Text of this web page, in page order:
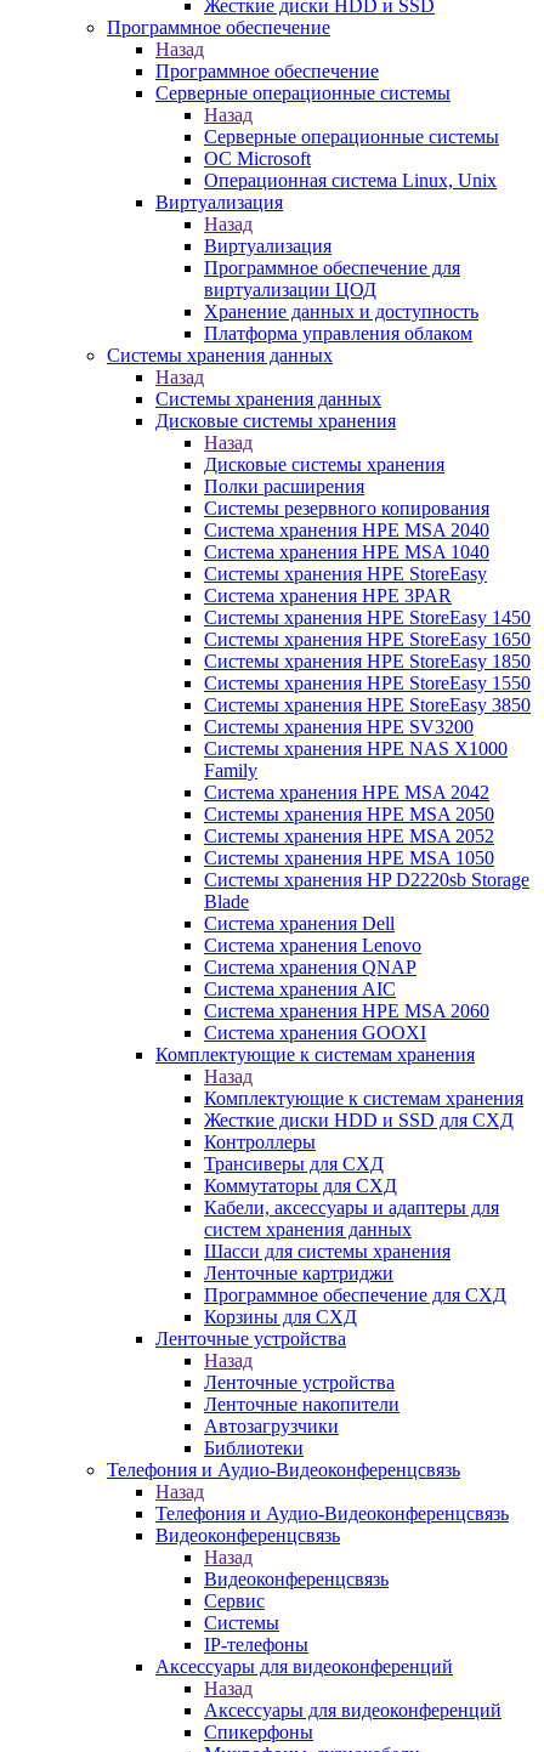
Жесткие диски HDD и SSD
Программное обеспечение
Назад
Программное обеспечение
Серверные операционные системы
Назад
Серверные операционные системы
ОС Microsoft
Операционная система Linux, Unix
Виртуализация
Назад
Виртуализация
Программное обеспечение для
виртуализации ЦОД
Хранение данных и доступность
Платформа управления облаком
Системы хранения данных
Назад
Системы хранения данных
Дисковые системы хранения
Назад
Дисковые системы хранения
Полки расширения
Системы резервного копирования
Система хранения HPE MSA 2040
Система хранения HPE MSA 1040
Системы хранения HPE StoreEasy
Система хранения HPE 3PAR
Системы хранения HPE StoreEasy 1450
Системы хранения HPE StoreEasy 1650
Системы хранения HPE StoreEasy 1850
Системы хранения HPE StoreEasy 1550
Системы хранения HPE StoreEasy 3850
Системы хранения HPE SV3200
Системы хранения HPE NAS X1000
Family
Система хранения HPE MSA 2042
Системы хранения HPE MSA 2050
Системы хранения HPE MSA 2052
Системы хранения HPE MSA 1050
Системы хранения HP D2220sb Storage
Blade
Система хранения Dell
Система хранения Lenovo
Система хранения QNAP
Система хранения AIC
Система хранения HPE MSA 2060
Система хранения GOOXI
Комплектующие к системам хранения
Назад
Комплектующие к системам хранения
Жесткие диски HDD и SSD для СХД
Контроллеры
Трансиверы для СХД
Коммутаторы для СХД
Кабели, аксессуары и адаптеры для
систем хранения данных
Шасси для системы хранения
Ленточные картриджи
Программное обеспечение для СХД
Корзины для СХД
Ленточные устройства
Назад
Ленточные устройства
Ленточные накопители
Автозагрузчики
Библиотеки
Телефония и Аудио-Видеоконференцсвязь
Назад
Телефония и Аудио-Видеоконференцсвязь
Видеоконференцсвязь
Назад
Видеоконференцсвязь
Сервис
Системы
IP-телефоны
Аксессуары для видеоконференций
Назад
Аксессуары для видеоконференций
Спикерфоны